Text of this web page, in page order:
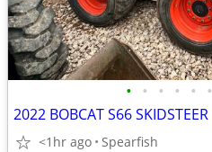
• • • • • •
2022 BOBCAT S66 SKIDSTEER
<1hr ago Spearfish